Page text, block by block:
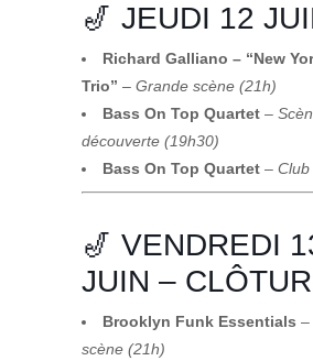
🎷 JEUDI 12
Richard Galliano – “New
Trio” – Grande scène (21h)
Bass On Top Quartet –
découverte (19h30)
Bass On Top Quartet – Club
🎷 VENDREDI
JUIN –
Brooklyn Funk Essentials –
scène (21h)